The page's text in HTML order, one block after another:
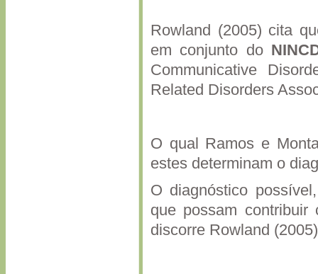
Rowland (2005) cita
em conjunto do
Communicative
Related Disorders
O qual Ramos e
estes determinam o
O diagnóstico
que possam contribuir
discorre Rowland